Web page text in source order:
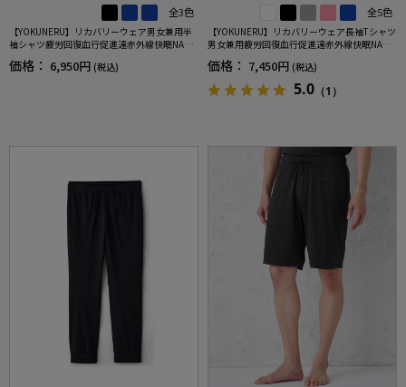
全3色
【YOKUNERU】リカバリーウェア男女兼用半
袖シャツ疲労回復血行促進遠赤外線快眠NANO
MIX(R)【一般医療機器】SS～LLサイズ
価格： 6,950円 (税込)
全5色
【YOKUNERU】リカバリーウェア長袖Tシャツ
男女兼用疲労回復血行促進遠赤外線快眠NANO
MIX(R)【一般医療機器】SS～LLサイズ
価格： 7,450円 (税込)
5.0 （1）